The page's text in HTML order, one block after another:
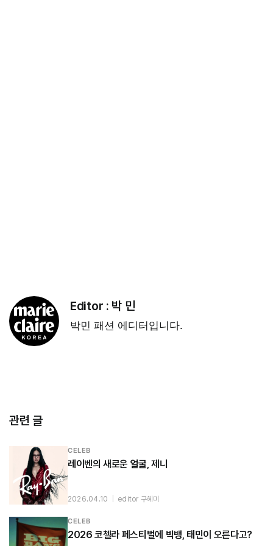
Editor : 박 민
박민 패션 에디터입니다.
관련 글
CELEB
레이벤의 새로운 얼굴, 제니
2026.04.10 editor 구혜미
CELEB
2026 코첼라 페스티벌에 빅뱅, 태민이 오른다고?